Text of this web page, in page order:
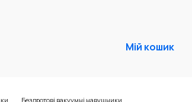
Мій кошик
Бездротові вакуумні навушники